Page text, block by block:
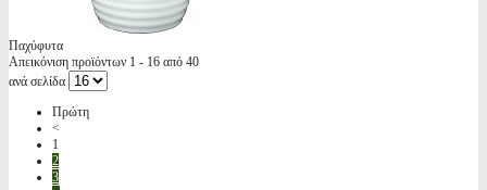
Παχύφυτα
Απεικόνιση προϊόντων 1 - 16 από 40
ανά σελίδα
Πρώτη
<
1
2
3